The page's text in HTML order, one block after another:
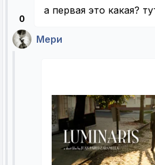
0
а первая это какая?
Мери